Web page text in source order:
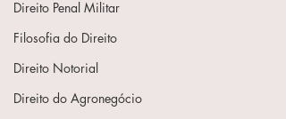
Direito Penal Militar
Filosofia do Direito
Direito Notorial
Direito do Agronegócio